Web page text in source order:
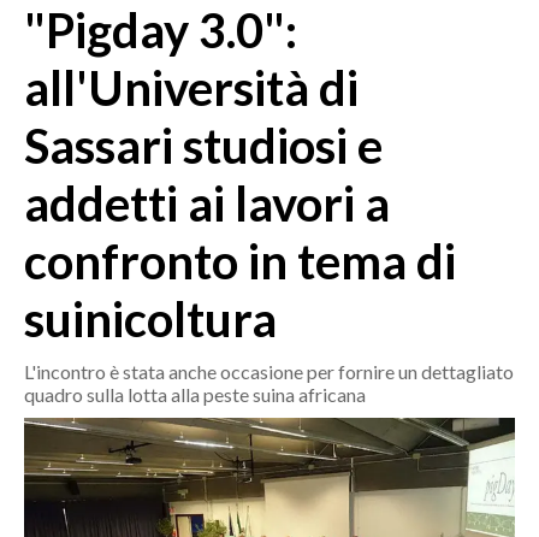
MEDIO CAMPIDANO
ORISTANO E PROVINCIA
SASSARI E PROVINCIA
GALLURA
NUORO E PROVINCIA
OGLIASTRA
CRONACA
ITALIA
MONDO
POLITICA
ECONOMIA
"Pigday 3.0":
all'Università di
Sassari studiosi e
addetti ai lavori a
confronto in tema di
suinicoltura
L'incontro è stata anche occasione per fornire un dettagliato
quadro sulla lotta alla peste suina africana